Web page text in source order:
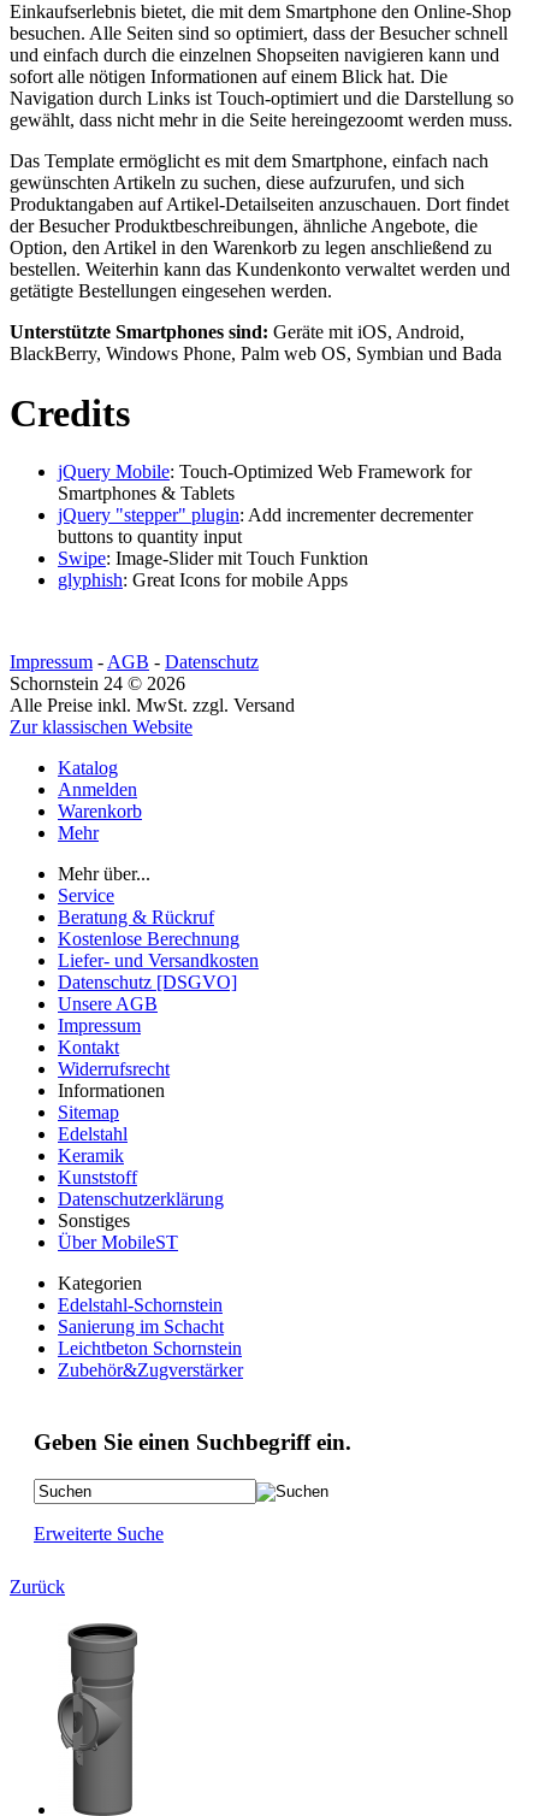
Einkaufserlebnis bietet, die mit dem Smartphone den Online-Shop
besuchen. Alle Seiten sind so optimiert, dass der Besucher schnell
und einfach durch die einzelnen Shopseiten navigieren kann und
sofort alle nötigen Informationen auf einem Blick hat. Die
Navigation durch Links ist Touch-optimiert und die Darstellung so
gewählt, dass nicht mehr in die Seite hereingezoomt werden muss.
Das Template ermöglicht es mit dem Smartphone, einfach nach
gewünschten Artikeln zu suchen, diese aufzurufen, und sich
Produktangaben auf Artikel-Detailseiten anzuschauen. Dort findet
der Besucher Produktbeschreibungen, ähnliche Angebote, die
Option, den Artikel in den Warenkorb zu legen anschließend zu
bestellen. Weiterhin kann das Kundenkonto verwaltet werden und
getätigte Bestellungen eingesehen werden.
Unterstützte Smartphones sind: Geräte mit iOS, Android,
BlackBerry, Windows Phone, Palm web OS, Symbian und Bada
Credits
jQuery Mobile: Touch-Optimized Web Framework for
Smartphones & Tablets
jQuery "stepper" plugin: Add incrementer decrementer
buttons to quantity input
Swipe: Image-Slider mit Touch Funktion
glyphish: Great Icons for mobile Apps
Impressum - AGB - Datenschutz
Schornstein 24 © 2026
Alle Preise inkl. MwSt. zzgl. Versand
Zur klassischen Website
Katalog
Anmelden
Warenkorb
Mehr
Mehr über...
Service
Beratung & Rückruf
Kostenlose Berechnung
Liefer- und Versandkosten
Datenschutz [DSGVO]
Unsere AGB
Impressum
Kontakt
Widerrufsrecht
Informationen
Sitemap
Edelstahl
Keramik
Kunststoff
Datenschutzerklärung
Sonstiges
Über MobileST
Kategorien
Edelstahl-Schornstein
Sanierung im Schacht
Leichtbeton Schornstein
Zubehör&Zugverstärker
Geben Sie einen Suchbegriff ein.
Erweiterte Suche
Zurück